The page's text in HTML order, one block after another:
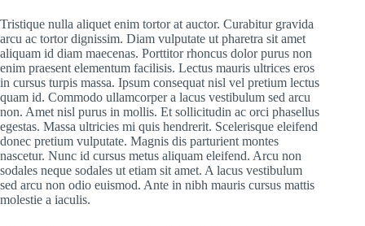
Tristique nulla aliquet enim tortor at auctor. Curabitur gravida
arcu ac tortor dignissim. Diam vulputate ut pharetra sit amet
aliquam id diam maecenas. Porttitor rhoncus dolor purus non
enim praesent elementum facilisis. Lectus mauris ultrices eros
in cursus turpis massa. Ipsum consequat nisl vel pretium lectus
quam id. Commodo ullamcorper a lacus vestibulum sed arcu
non. Amet nisl purus in mollis. Et sollicitudin ac orci phasellus
egestas. Massa ultricies mi quis hendrerit. Scelerisque eleifend
donec pretium vulputate. Magnis dis parturient montes
nascetur. Nunc id cursus metus aliquam eleifend. Arcu non
sodales neque sodales ut etiam sit amet. A lacus vestibulum
sed arcu non odio euismod. Ante in nibh mauris cursus mattis
molestie a iaculis.